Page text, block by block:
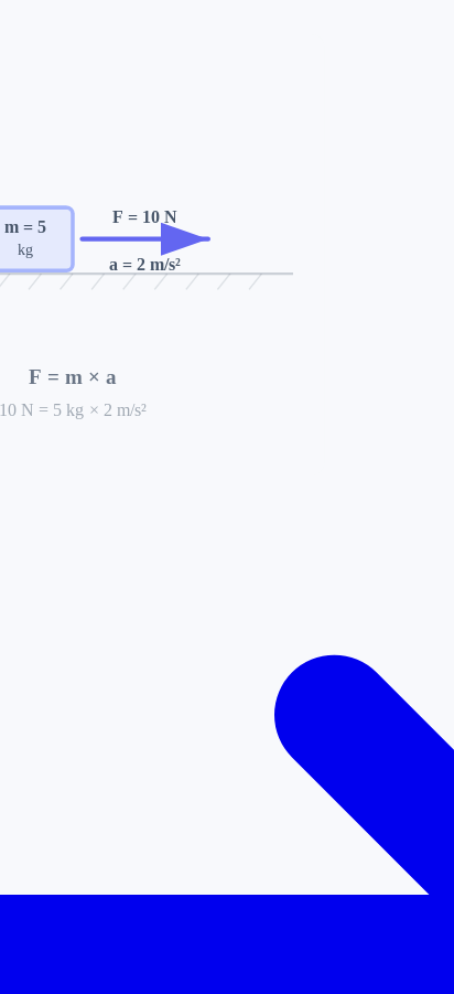
m =5
kg
F = 10 N
a =2 m/s²
F = m × a
10 N = 5 kg × 2 m/s²